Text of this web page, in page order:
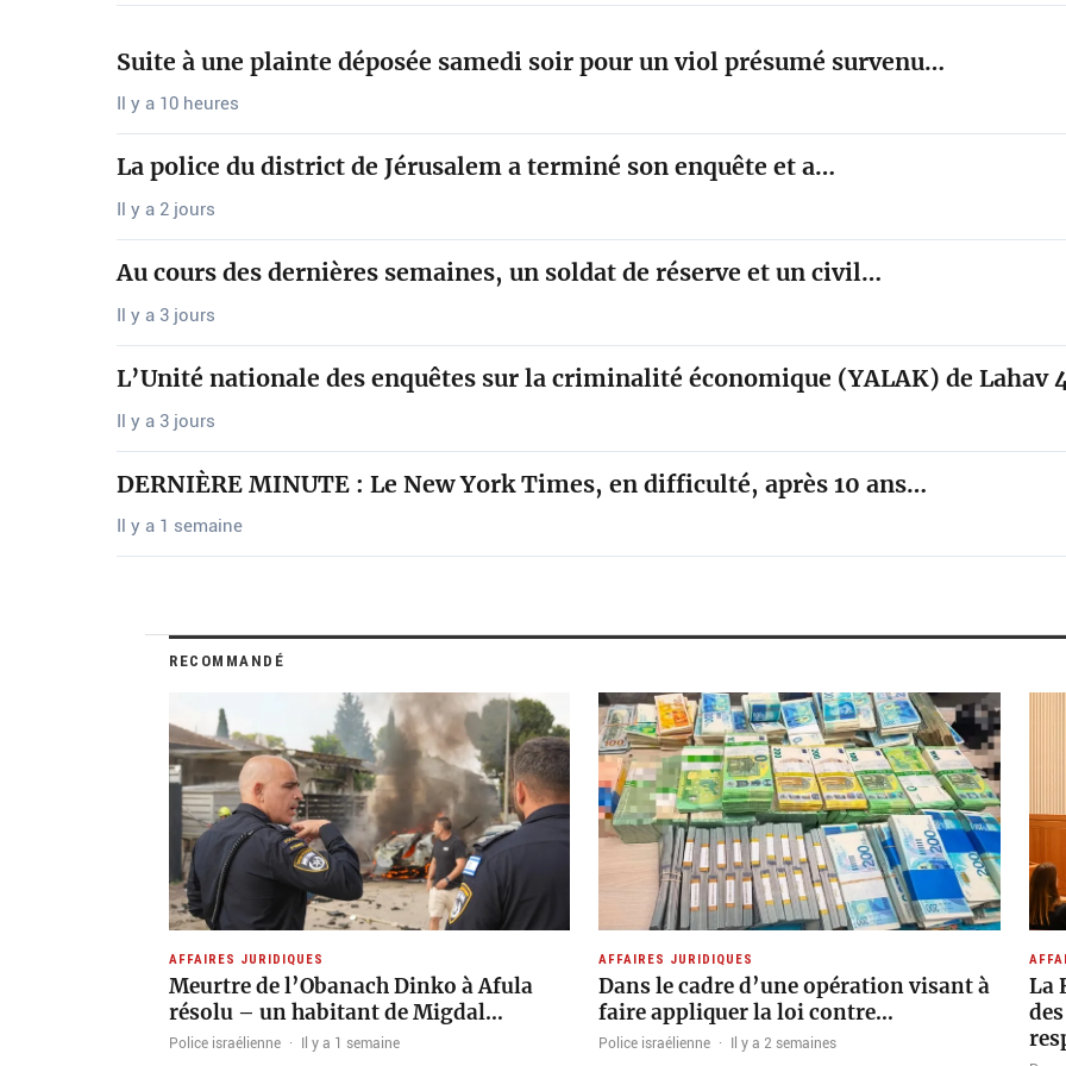
Suite à une plainte déposée samedi soir pour un viol présumé survenu…
Il y a 10 heures
La police du district de Jérusalem a terminé son enquête et a…
Il y a 2 jours
Au cours des dernières semaines, un soldat de réserve et un civil…
Il y a 3 jours
L’Unité nationale des enquêtes sur la criminalité économique (YALAK) de Lahav
Il y a 3 jours
DERNIÈRE MINUTE : Le New York Times, en difficulté, après 10 ans…
Il y a 1 semaine
RECOMMANDÉ
AFFAIRES JURIDIQUES
Meurtre de l’Obanach Dinko à Afula
résolu – un habitant de Migdal…
Police israélienne · Il y a 1 semaine
AFFAIRES JURIDIQUES
Dans le cadre d’une opération visant à
faire appliquer la loi contre…
Police israélienne · Il y a 2 semaines
La